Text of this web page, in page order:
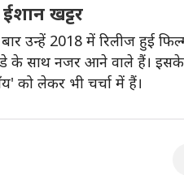
खट्टर
उन्हें 2018 में रिलीज हुई
के साथ नजर आने वाले हैं।
को लेकर भी चर्चा में हैं।